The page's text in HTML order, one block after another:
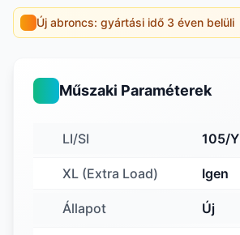
Új abroncs: gyártási idő 3 éven belüli
Műszaki Paraméterek
LI/SI 105/Y
XL (Extra Load) Igen
Állapot Új